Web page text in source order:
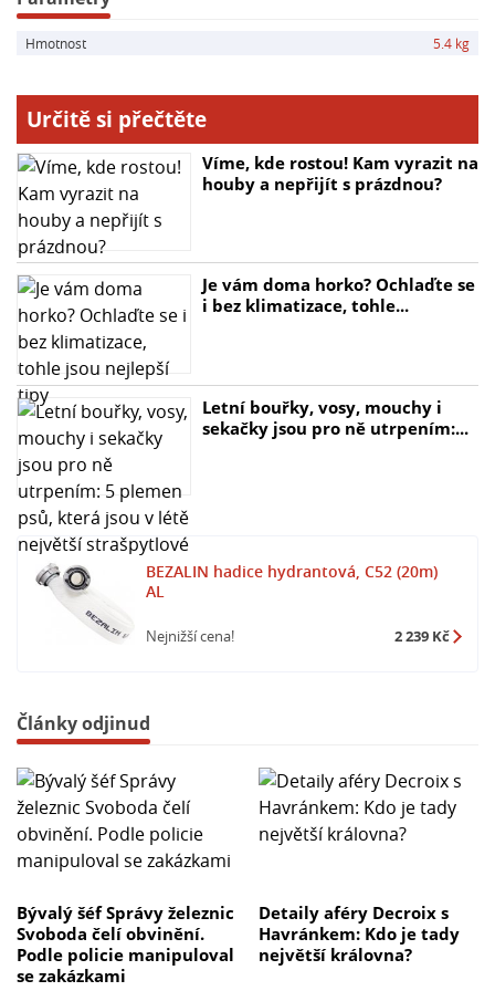
- Odolnost vůči teplotám: Do -30°C
- Hmotnost včetně spojek: 5,4 kg
- Zkušební tlak: 2,25 Mpa
- Nejmenší poruchový tlak: 4,5 MPa
- Výrobce: BEZALIN S.A.
Hmotnost 5.4 kg
Určitě si přečtěte
Víme, kde rostou! Kam vyrazit na
houby a nepřijít s prázdnou?
Je vám doma horko? Ochlaďte se
i bez klimatizace, tohle...
Letní bouřky, vosy, mouchy i
sekačky jsou pro ně utrpením:...
BEZALIN hadice hydrantová, C52 (20m)
AL
Nejnižší cena! 2 239 Kč
Články odjinud
Bývalý šéf Správy železnic
Svoboda čelí obvinění.
Podle policie manipuloval
se zakázkami
Detaily aféry Decroix s
Havránkem: Kdo je tady
největší královna?